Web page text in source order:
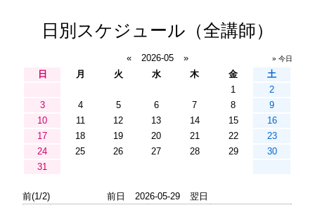
日別スケジュール（全講師）
« 2026-05 » » 今日
日 月 火 水 木 金
土
1
2
3
4 5 6 7 8
9
10
11 12 13 14 15
16
17
18 19 20 21 22
23
24
25 26 27 28 29
30
31
前(1/2) 前日 2026-05-29
翌日